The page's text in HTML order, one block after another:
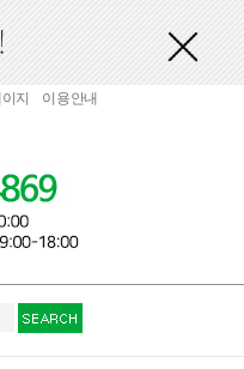
지 이용안내